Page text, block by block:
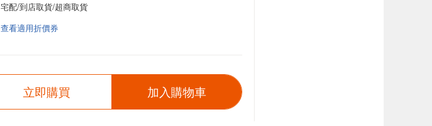
宅配/到店取貨/超商取貨
查看適用折價券
立即購買 加入購物車